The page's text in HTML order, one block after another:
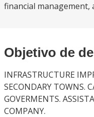
financial management,
Objetivo de
INFRASTRUCTURE
SECONDARY TOWNS.
GOVERMENTS.
COMPANY.